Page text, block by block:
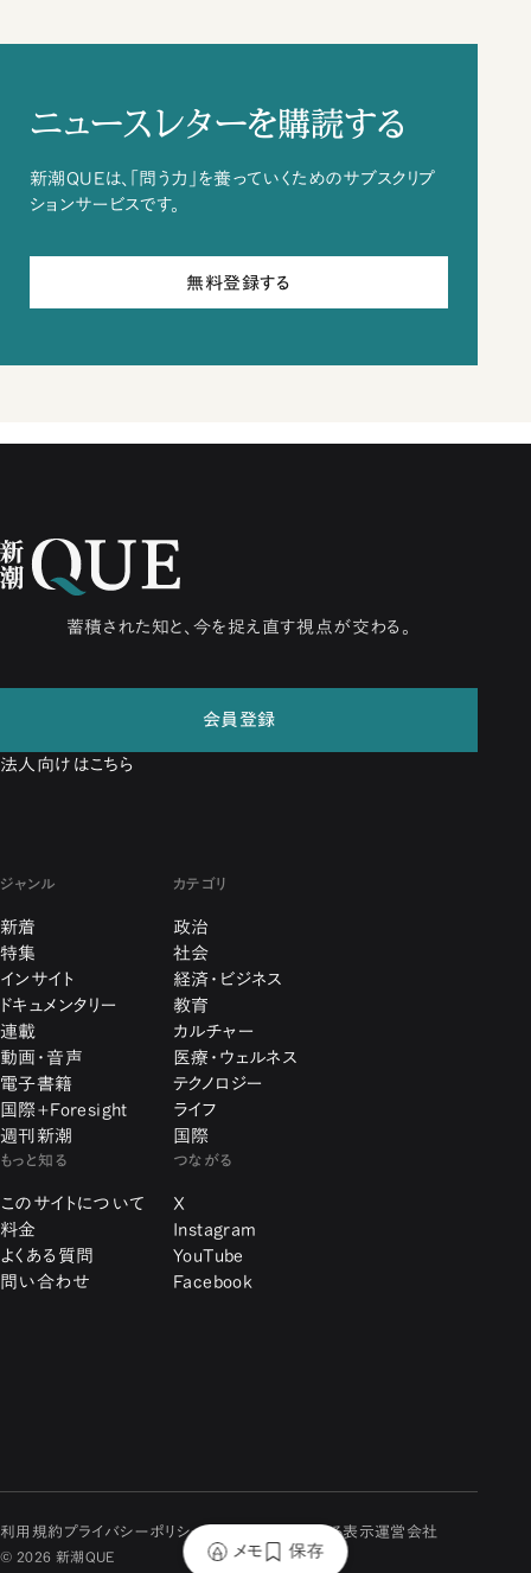
ニュースレターを購読する
新潮QUEは、「問う力」を養っていくためのサブスクリプ
ションサービスです。
無料登録する
蓄積された知と、今を捉え直す視点が交わる。
会員登録
法人向けはこちら
ジャンル
新着
特集
インサイト
ドキュメンタリー
連載
動画・音声
電子書籍
国際+Foresight
週刊新潮
カテゴリ
政治
社会
経済・ビジネス
教育
カルチャー
医療・ウェルネス
テクノロジー
ライフ
国際
もっと知る
このサイトについて
料金
よくある質問
問い合わせ
つながる
X
Instagram
YouTube
Facebook
利用規約 プライバシーポリシー 特定商取引に関する表示運営会社
© 2026 新潮QUE メモ 保存